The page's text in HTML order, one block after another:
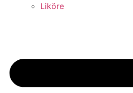
Liköre